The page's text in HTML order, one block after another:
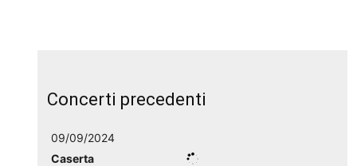
Concerti precedenti
09/09/2024
Caserta